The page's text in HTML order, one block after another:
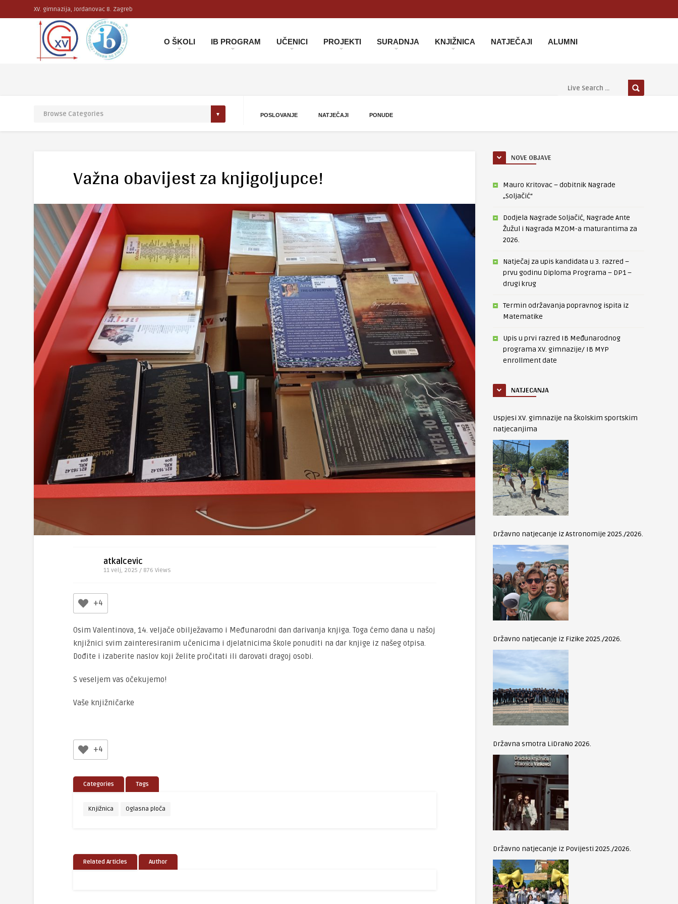
XV. gimnazija, Jordanovac 8. Zagreb
O ŠKOLI IB PROGRAM UČENICI PROJEKTI SURADNJA KNJIŽNICA NATJEČAJI ALUMNI
POSLOVANJE NATJEČAJI PONUDE
Važna obavijest za knjigoljupce!
atkalcevic
11 velj, 2025 / 876 Views
+4
Osim Valentinova, 14. veljače obilježavamo i Međunarodni dan darivanja knjiga. Toga ćemo dana u našoj
knjižnici svim zainteresiranim učenicima i djelatnicima škole ponuditi na dar knjige iz našeg otpisa.
Dođite i izaberite naslov koji želite pročitati ili darovati dragoj osobi.
S veseljem vas očekujemo!
Vaše knjižničarke
+4
Categories Tags
Knjižnica Oglasna ploča
Related Articles Author
NOVE OBJAVE
Mauro Kritovac – dobitnik Nagrade
„Soljačić“
Dodjela Nagrade Soljačić, Nagrade Ante
Žužul i Nagrada MZOM-a maturantima za
2026.
Natječaj za upis kandidata u 3. razred –
prvu godinu Diploma Programa – DP1 –
drugi krug
Termin održavanja popravnog ispita iz
Matematike
Upis u prvi razred IB Međunarodnog
programa XV. gimnazije/ IB MYP
enrollment date
NATJECANJA
Uspjesi XV. gimnazije na školskim sportskim
natjecanjima
Državno natjecanje iz Astronomije 2025./2026.
Državno natjecanje iz Fizike 2025./2026.
Državna smotra LiDraNo 2026.
Državno natjecanje iz Povijesti 2025./2026.